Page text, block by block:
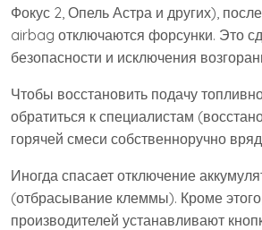
Фокус 2, Опель Астра и других),
airbag отключаются форсунки. Это
безопасности и исключения
Чтобы восстановить подачу
обратиться к специалистам
горячей смеси собственноручно
Иногда спасает отключение
(отбрасывание клеммы). Кроме
производителей устанавливают